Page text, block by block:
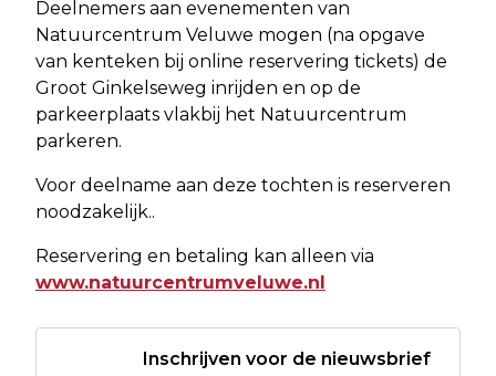
Deelnemers aan evenementen van
Natuurcentrum Veluwe mogen (na opgave
van kenteken bij online reservering tickets) de
Groot Ginkelseweg inrijden en op de
parkeerplaats vlakbij het Natuurcentrum
parkeren.
Voor deelname aan deze tochten is reserveren
noodzakelijk..
Reservering en betaling kan alleen via
www.natuurcentrumveluwe.nl
Inschrijven voor de nieuwsbrief